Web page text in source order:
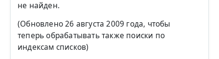
не найден.
(Обновлено 26 августа 2009 года, чтобы
теперь обрабатывать также поиски по
индексам списков)